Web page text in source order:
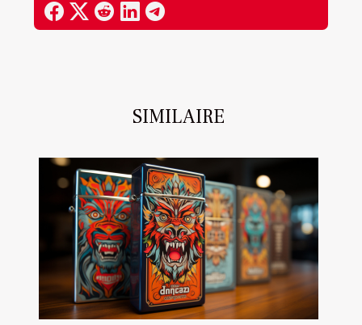
SIMILAIRE